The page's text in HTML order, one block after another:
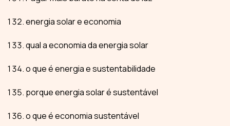
energia solar e economia
qual a economia da energia solar
o que é energia e sustentabilidade
porque energia solar é sustentável
o que é economia sustentável